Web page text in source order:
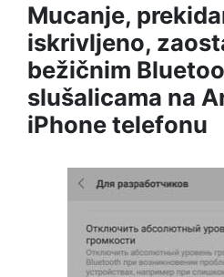
Mucanje,
iskrivljeno,
bežičnim
slušalicama na
iPhone telefonu